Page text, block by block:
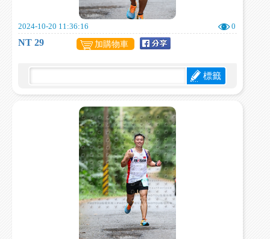
2024-10-20 11:36:16 0
NT 29 加購物車
標籤